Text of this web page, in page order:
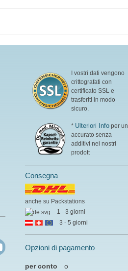
I vostri dati vengono
crittografati con
certificato SSL e
trasferiti in modo
sicuro.
* Ulteriori Info per un
accurato senza
additivi nei nostri
prodott
Consegna
anche su Packstations
1 - 3 giorni
3 - 5 giorni
Opzioni di pagamento
per conto o